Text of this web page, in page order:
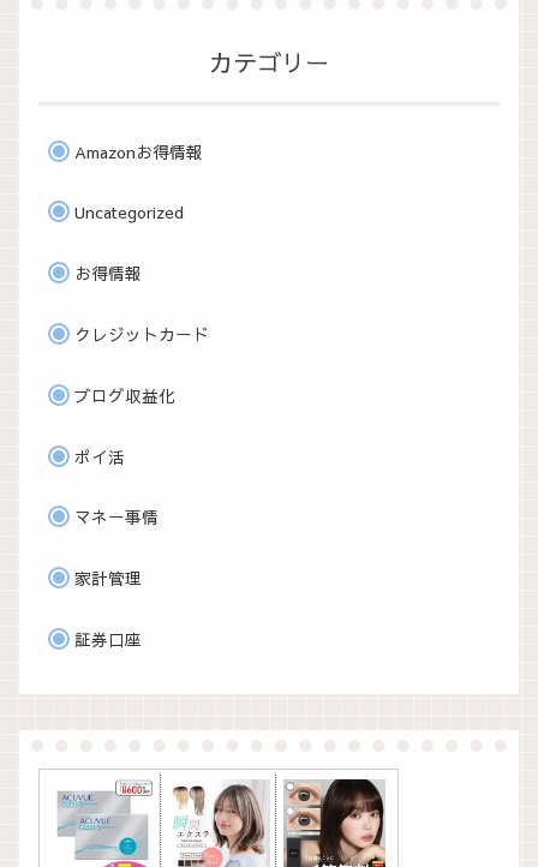
カテゴリー
Amazonお得情報
Uncategorized
お得情報
クレジットカード
ブログ収益化
ポイ活
マネー事情
家計管理
証券口座